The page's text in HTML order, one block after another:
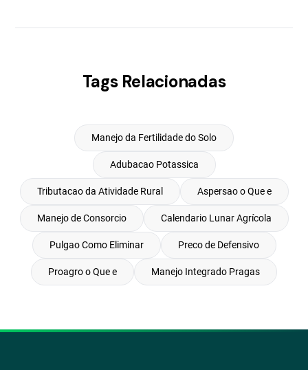
Tags Relacionadas
Manejo da Fertilidade do Solo
Adubacao Potassica
Tributacao da Atividade Rural Aspersao o Que e
Manejo de Consorcio Calendario Lunar Agrícola
Pulgao Como Eliminar Preco de Defensivo
Proagro o Que e Manejo Integrado Pragas